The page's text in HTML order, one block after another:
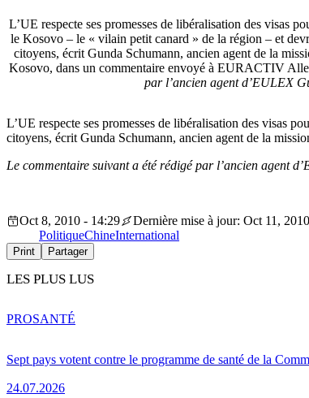
L’UE respecte ses promesses de libéralisation des visas
le Kosovo – le « vilain petit canard » de la région – et
citoyens, écrit Gunda Schumann, ancien agent de la
Kosovo, dans un commentaire envoyé à EURACTIV
par l’ancien agent d’EULEX
L’UE respecte ses promesses de libéralisation des visas
citoyens, écrit Gunda Schumann, ancien agent de la
Le commentaire suivant a été rédigé par l’ancien agent
Oct 8, 2010 - 14:29
Dernière mise à jour: Oct 11,
PolitiqueChineInternational
Print Partager
LES PLUS LUS
Sept pays votent contre le programme de santé de la
24.07.2026
PROSANTÉ